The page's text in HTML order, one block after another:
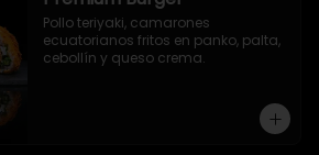
Pollo teriyaki, camarones
ecuatorianos fritos en panko, palta,
cebollín y queso crema.